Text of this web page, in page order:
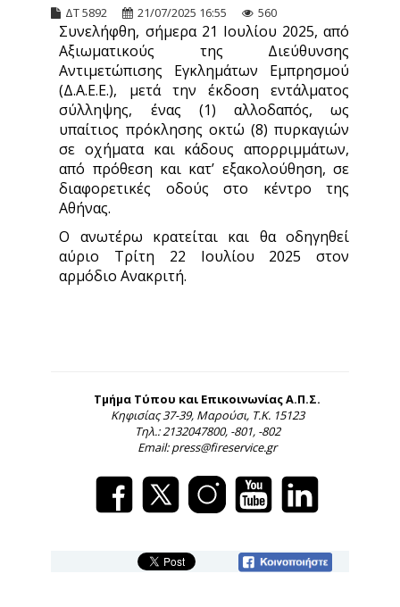
ΔΤ 5892 21/07/2025 16:55 560
Συνελήφθη, σήμερα 21 Ιουλίου 2025, από
Αξιωματικούς της Διεύθυνσης
Αντιμετώπισης Εγκλημάτων Εμπρησμού
(Δ.Α.Ε.Ε.), μετά την έκδοση εντάλματος
σύλληψης, ένας (1) αλλοδαπός, ως
υπαίτιος πρόκλησης οκτώ (8) πυρκαγιών
σε οχήματα και κάδους απορριμμάτων,
από πρόθεση και κατ’ εξακολούθηση, σε
διαφορετικές οδούς στο κέντρο της
Αθήνας.
Ο ανωτέρω κρατείται και θα οδηγηθεί
αύριο Τρίτη 22 Ιουλίου 2025 στον
αρμόδιο Ανακριτή.
Τμήμα Τύπου και Επικοινωνίας Α.Π.Σ.
Κηφισίας 37-39, Μαρούσι, Τ.Κ. 15123
Τηλ.: 2132047800, -801, -802
Email: press@fireservice.gr